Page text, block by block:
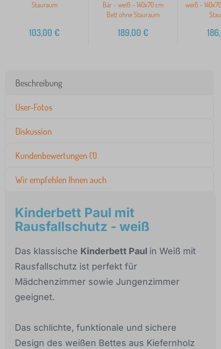
Stauraum
103,00 €
Bär - weiß - 140x70 cm
Bett ohne Stauraum
189,00 €
weiß -
Beschreibung
User-Fotos
Diskussion
Kundenbewertungen (1)
Wir empfehlen Ihnen auch
Kinderbett Paul mit
Rausfallschutz - weiß
Das klassische Kinderbett Paul in Weiß mit
Rausfallschutz ist perfekt für
Mädchenzimmer sowie Jungenzimmer
geeignet.
Das schlichte, funktionale und sichere
Design des weißen Bettes aus Kiefernholz